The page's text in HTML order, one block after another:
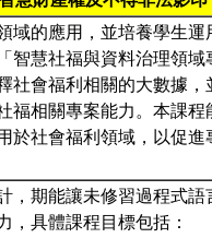
域的應用，並培養學生
智慧社福與資料治理領域
社會福利相關的大數據
福相關專案能力。本課
於社會福利領域，以促
，期能讓未修習過程式
，具體課程目標包括：